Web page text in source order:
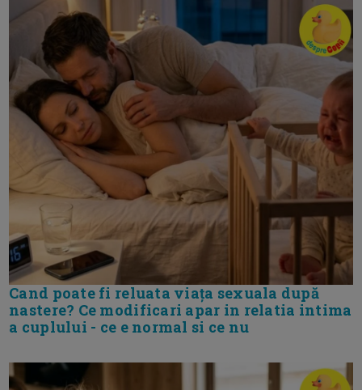
Cand poate fi reluata viața sexuala după
nastere? Ce modificari apar in relatia intima
a cuplului - ce e normal si ce nu